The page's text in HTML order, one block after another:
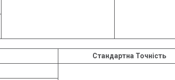
Стандартна Точність